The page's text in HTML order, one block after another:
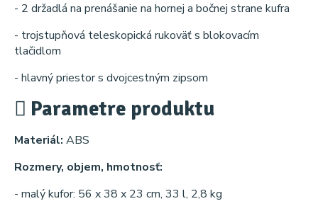
- 2 držadlá na prenášanie na hornej a bočnej strane kufra
- trojstupňová teleskopická rukoväť s blokovacím
tlačidlom
- hlavný priestor s dvojcestným zipsom
Parametre produktu
Materiál: ABS
Rozmery, objem, hmotnosť:
- malý kufor: 56 x 38 x 23 cm, 33 l, 2,8 kg